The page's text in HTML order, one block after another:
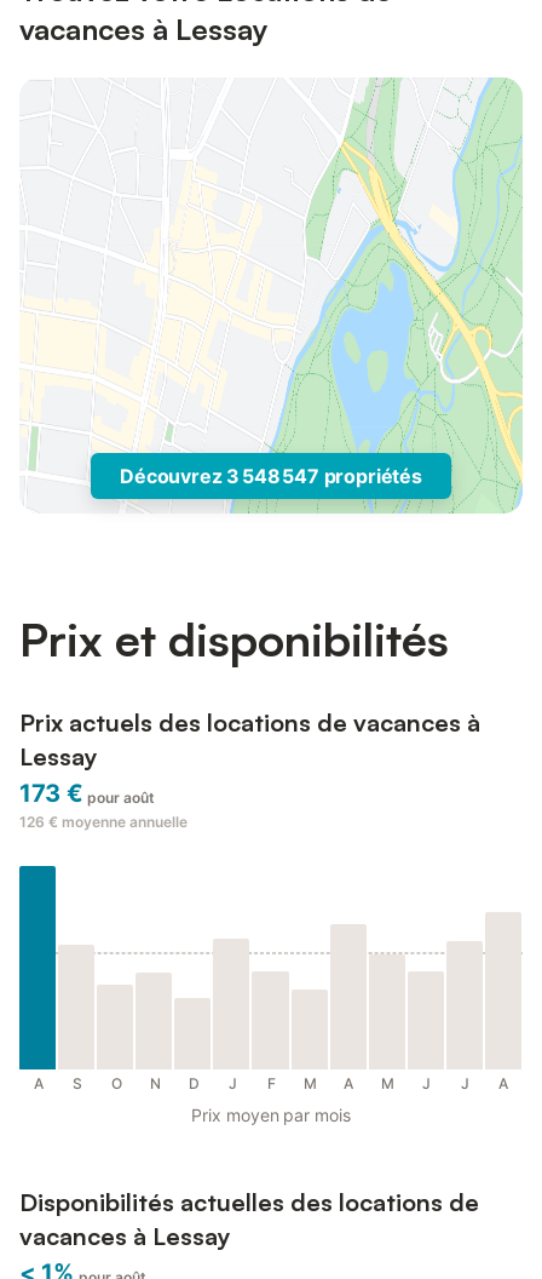
vacances à Lessay
Découvrez 3 548 547 propriétés
Prix et disponibilités
Prix actuels des locations de vacances à
Lessay
173 € pour août
126 € moyenne annuelle
A S O N D J F M A M J J A
Prix moyen par mois
Disponibilités actuelles des locations de
vacances à Lessay
< 1%